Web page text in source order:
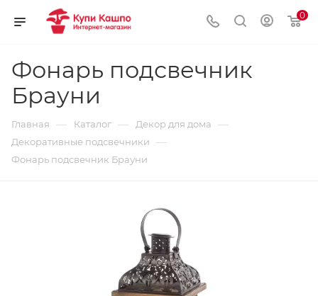
0
Фонарь подсвечник
Брауни
Главная — Каталог — Декор для дома —
Декоративные подсвечники —
Фонарь подсвечник Брауни